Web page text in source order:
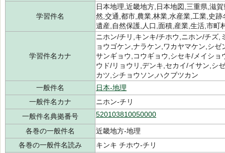
学習件名
日本地理,近畿地方,日本地図,三重県,滋
然,交通,都市,農業,林業,水産業,工業,史
遺産,自然保護,人口,面積,産業,生活,市町
学習件名カナ
ニホン/チリ,キンキ/チホウ,ニホン/チズ,
ョウゴケン,ナラケン,ワカヤマケン,シ
サンギョウ,コウギョウ,シセキ/メイシ
ウド/リョウリ,デンキ,セカイ/イサン,シ
カツ,シチョウソン,ハクブツカン
一般件名
日本-地理
一般件名カナ
ニホン-チリ
一般件名典拠番号
520103810050000
各巻の一般件名
近畿地方-地理
各巻の一般件名読み
キンキ チホウ-チリ